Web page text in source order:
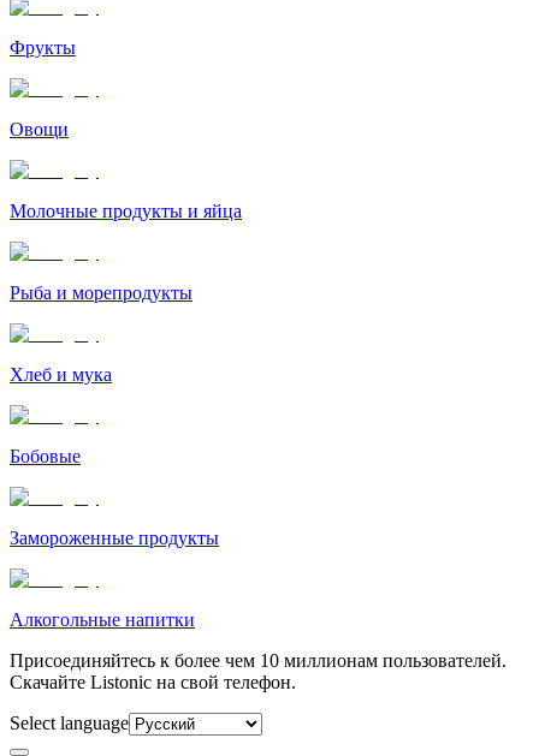
Фрукты
Овощи
Молочные продукты и яйца
Рыба и морепродукты
Хлеб и мука
Бобовые
Замороженные продукты
Алкогольные напитки
Присоединяйтесь к более чем 10 миллионам пользователей.
Скачайте Listonic на свой телефон.
Select language